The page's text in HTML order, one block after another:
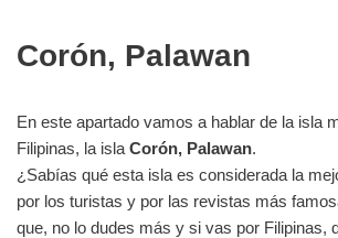
Corón, Palawan
En este apartado vamos a hablar de la isla
Filipinas, la isla Corón, Palawan.
¿Sabías qué esta isla es considerada la
por los turistas y por las revistas más
que, no lo dudes más y si vas por Filipinas,